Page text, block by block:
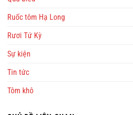
Ruốc tôm Hạ Long
Rươi Tứ Kỳ
Sự kiện
Tin tức
Tôm khô